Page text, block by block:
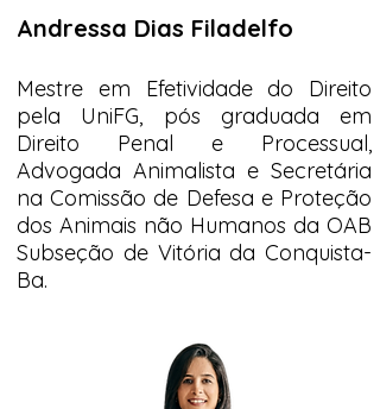
Andressa Dias Filadelfo
Mestre em Efetividade do Direito
pela UniFG, pós graduada em
Direito Penal e Processual,
Advogada Animalista e Secretária
na Comissão de Defesa e Proteção
dos Animais não Humanos da OAB
Subseção de Vitória da Conquista-
Ba.